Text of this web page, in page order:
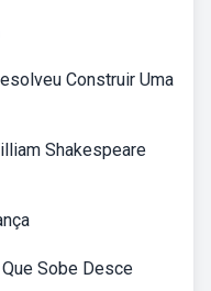
Construir Uma
Shakespeare
Sobe Desce